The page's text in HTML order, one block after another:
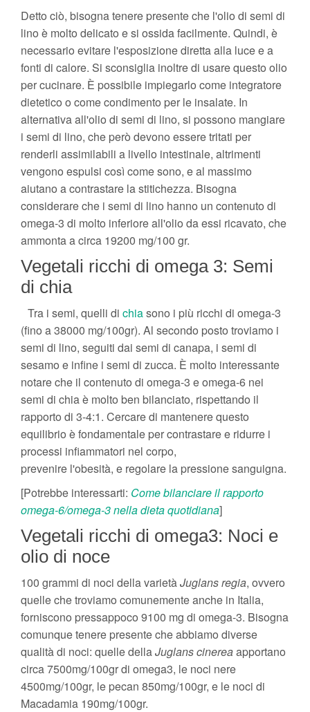
Detto ciò, bisogna tenere presente che l'olio di semi di
lino è molto delicato e si ossida facilmente. Quindi, è
necessario evitare l'esposizione diretta alla luce e a
fonti di calore. Si sconsiglia inoltre di usare questo olio
per cucinare. È possibile impiegarlo come integratore
dietetico o come condimento per le insalate. In
alternativa all'olio di semi di lino, si possono mangiare
i semi di lino, che però devono essere tritati per
renderli assimilabili a livello intestinale, altrimenti
vengono espulsi così come sono, e al massimo
aiutano a contrastare la stitichezza. Bisogna
considerare che i semi di lino hanno un contenuto di
omega-3 di molto inferiore all'olio da essi ricavato, che
ammonta a circa 19200 mg/100 gr.
Vegetali ricchi di omega 3: Semi
di chia
Tra i semi, quelli di chiasono i più ricchi di omega-3
(fino a 38000 mg/100gr). Al secondo posto troviamo i
semi di lino, seguiti dai semi di canapa, i semi di
sesamo e infine i semi di zucca. È molto interessante
notare che il contenuto di omega-3 e omega-6 nei
semi di chia è molto ben bilanciato, rispettando il
rapporto di 3-4:1. Cercare di mantenere questo
equilibrio è fondamentale per contrastare e ridurre i
processi infiammatori nel corpo,
prevenire l'obesità, e regolare la pressione sanguigna.
[Potrebbe interessarti: Come bilanciare il rapporto
omega-6/omega-3 nella dieta quotidiana]
Vegetali ricchi di omega3: Noci e
olio di noce
100 grammi di noci della varietàJuglans regia, ovvero
quelle che troviamo comunemente anche in Italia,
forniscono pressappoco 9100 mg di omega-3. Bisogna
comunque tenere presente che abbiamo diverse
qualità di noci: quelle dellaJuglans cinereaapportano
circa 7500mg/100gr di omega3, le noci nere
4500mg/100gr, le pecan 850mg/100gr, e le noci di
Macadamia 190mg/100gr.